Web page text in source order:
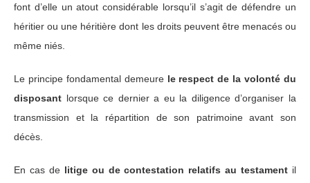
font d’elle un atout considérable lorsqu’il s’agit de défendre un
héritier ou une héritière dont les droits peuvent être menacés ou
même niés.
Le principe fondamental demeure le respect de la volonté du
disposant lorsque ce dernier a eu la diligence d’organiser la
transmission et la répartition de son patrimoine avant son
décès.
En cas de litige ou de contestation relatifs au testament il